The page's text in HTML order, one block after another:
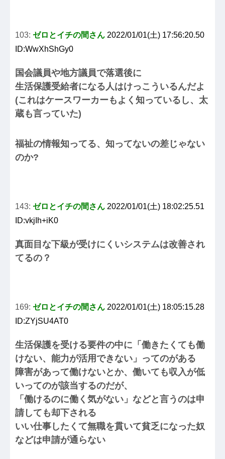
103: ゼロとイチの間さん 2022/01/01(土) 17:56:20.50
ID:WwXhShGy0
国会議員や地方議員で落選後に
生活保護受給者になる人はけっこういるんだよ
(これはケースワーカーもよく知っているし、太
蔵も言っていた)
福祉の情報知ってる、知ってないの差じゃない
のか?
143: ゼロとイチの間さん 2022/01/01(土) 18:02:25.51
ID:vkjIh+iK0
真面目な下級が受けにくいシステムは改善され
てるの？
169: ゼロとイチの間さん 2022/01/01(土) 18:05:15.28
ID:ZYjSU4AT0
生活保護を受ける要件の中に「働きたくても働
けない、能力が活用できない」ってのがある
障害があって働けないとか、働いても収入が低
いってのが該当するのだが、
「働けるのに働く気がない」などと言うのは申
請しても却下される
いい仕事したくて無職を貫いて貧乏になった奴
などは申請が通らない